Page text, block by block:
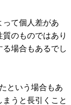
って個人差があ
のものではあり
場合もあるでし
という場合もあ
うと長引くこと